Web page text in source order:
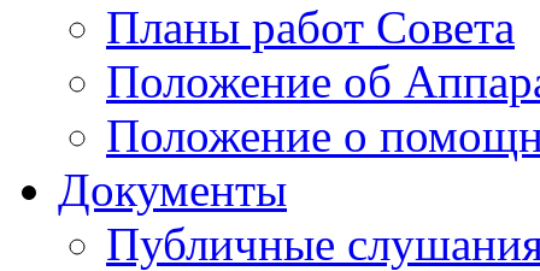
Планы работ Совета
Положение об
Положение о
Документы
Публичные